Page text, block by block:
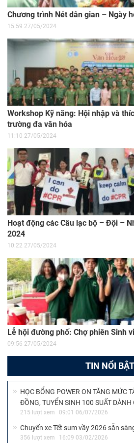
Chương trình Nét dân gian – Ngày
15:59 27/05/2024
Workshop Kỹ năng: Hội nhập và
trường đa văn hóa
11:10 27/05/2024
Hoạt động các Câu lạc bộ – Đội –
2024
10:22 27/05/2024
Lễ hội đường phố: Chợ phiên Sinh
09:56 27/05/2024
TIN NỔI BẬT
HỌC BỔNG POWER ON TĂNG MỨC
ĐỒNG, TUYỂN SINH 100 SUẤT DÀNH
215 lượt xem 09:01 06/07/2026
Chuyến xe Tết sum vầy 2026 sẵn
356 lượt xem 16:09 03/02/2026